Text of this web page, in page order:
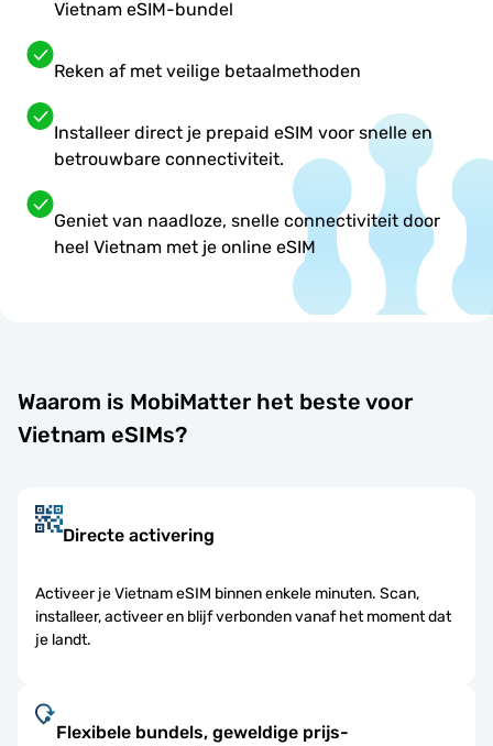
Vietnam eSIM-bundel
Reken af met veilige betaalmethoden
Installeer direct je prepaid eSIM voor snelle en
betrouwbare connectiviteit.
Geniet van naadloze, snelle connectiviteit door
heel Vietnam met je online eSIM
Waarom is MobiMatter het beste voor
Vietnam eSIMs?
Directe activering
Activeer je Vietnam eSIM binnen enkele minuten. Scan,
installeer, activeer en blijf verbonden vanaf het moment dat
je landt.
Flexibele bundels, geweldige prijs-